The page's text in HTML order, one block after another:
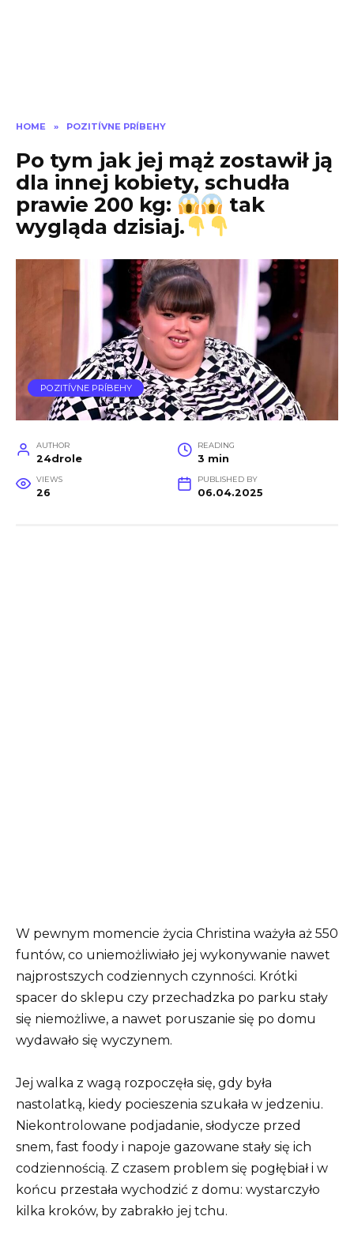
HOME » POZITÍVNE PRÍBEHY
Po tym jak jej mąż zostawił ją
dla innej kobiety, schudła
prawie 200 kg:
tak
wygląda dzisiaj.
POZITÍVNE PRÍBEHY
AUTHOR
24drole
READING
3 min
VIEWS
26
PUBLISHED BY
06.04.2025
W pewnym momencie życia Christina ważyła aż 550
funtów, co uniemożliwiało jej wykonywanie nawet
najprostszych codziennych czynności. Krótki
spacer do sklepu czy przechadzka po parku stały
się niemożliwe, a nawet poruszanie się po domu
wydawało się wyczynem.
Jej walka z wagą rozpoczęła się, gdy była
nastolatką, kiedy pocieszenia szukała w jedzeniu.
Niekontrolowane podjadanie, słodycze przed
snem, fast foody i napoje gazowane stały się ich
codziennością. Z czasem problem się pogłębiał i w
końcu przestała wychodzić z domu: wystarczyło
kilka kroków, by zabrakło jej tchu.